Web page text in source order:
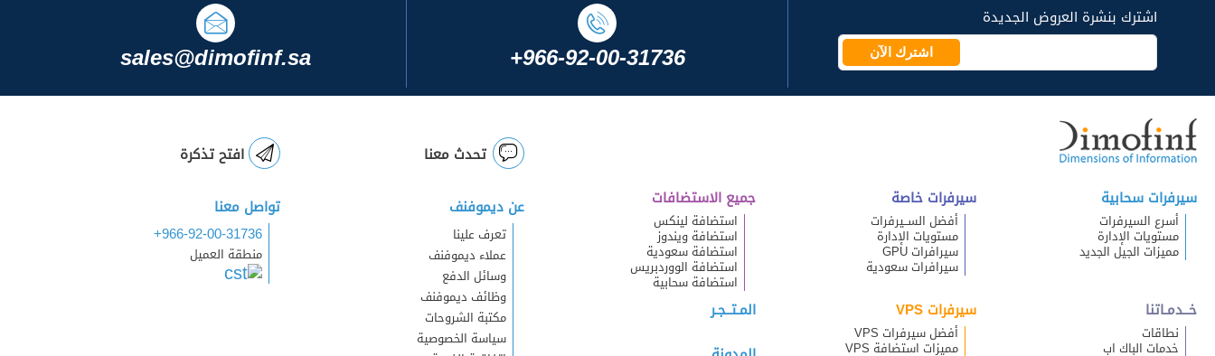
اشترك بنشرة العروض الجديدة
اشترك الآن +966-92-00-31736
sales@dimofinf.sa
سيرفرات سحابية
أسرع السيرفرات
مستويات الإدارة
مميزات الجيل الجديد
سيرفرات خاصة
أفضل الســيرفرات
مستويات الإدارة
سيرافرات GPU
سيرافرات سعودية
جميع الاستضافات
استضافة لينكس
استضافة ويندوز
استضافة سعودية
استضافة الووردبريس
استضافة سحابية
خــدمـاتنا
نطاقات
خدمات الباك اب
سيرفرات VPS
أفضل سيرفرات VPS
مميزات استضافة VPS
المـتــجـر
تحدث معنا
عن ديموفنف
تعرف علينا
عملاء ديموفنف
وسائل الدفع
وظائف ديموفنف
مكتبة الشروحات
سياسة الخصوصية
افتح تذكرة
تواصل معنا
+966-92-00-31736
منطقة العميل